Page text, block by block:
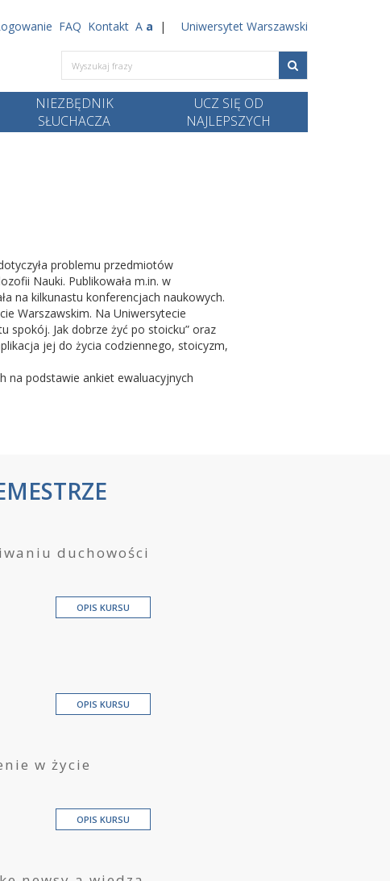
FAQ Kontakt A a Uniwersytet Warszawski
NIEZBĘDNIK
SŁUCHACZA
UCZ SIĘ OD
NAJLEPSZYCH
problemu przedmiotów
Nauki. Publikowała m.in. w
na kilkunastu konferencjach naukowych.
Warszawskim. Na Uniwersytecie
spokój. Jak dobrze żyć po stoicku” oraz
jej do życia codziennego, stoicyzm,
na podstawie ankiet ewaluacyjnych
duchowości
OPIS KURSU
OPIS KURSU
w życie
OPIS KURSU